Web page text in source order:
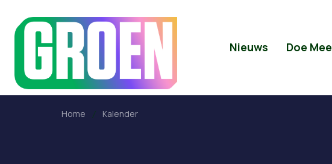
Nieuws Doe Mee
Home Kalender